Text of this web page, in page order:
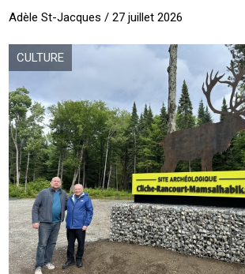
Adèle St-Jacques / 27 juillet 2026
CULTURE